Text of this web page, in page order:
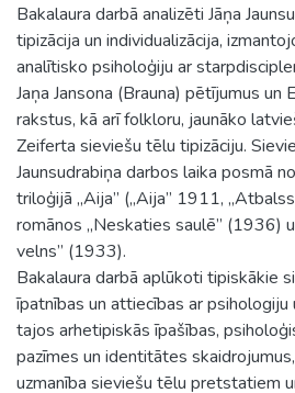
Bakalaura darbā analizēti Jāņa
tipizācija un individualizācija,
analītisko psiholoģiju ar
Jaņa Jansona (Brauna) pētījumus un
rakstus, kā arī folkloru, jaunāko
Zeiferta sieviešu tēlu tipizāciju.
Jaunsudrabiņa darbos laika posmā
triloģijā „Aija” („Aija” 1911,
romānos „Neskaties saulē” (1936)
velns” (1933).
Bakalaura darbā aplūkoti tipiskākie
īpatnības un attiecības ar
tajos arhetipiskās īpašības,
pazīmes un identitātes
uzmanība sieviešu tēlu pretstatiem